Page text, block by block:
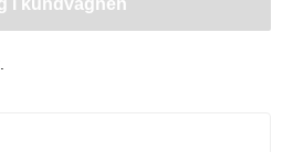
i kundvagnen